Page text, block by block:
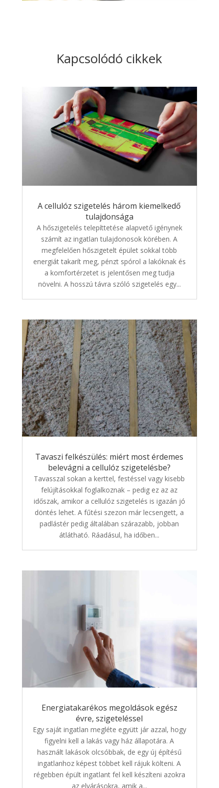
Kapcsolódó cikkek
A cellulóz szigetelés három kiemelkedő
tulajdonsága
A hőszigetelés telepíttetése alapvető igénynek
számít az ingatlan tulajdonosok körében. A
megfelelően hőszigetelt épület sokkal több
energiát takarít meg, pénzt spórol a lakóknak és
a komfortérzetet is jelentősen meg tudja
növelni. A hosszú távra szóló szigetelés egy...
Tavaszi felkészülés: miért most érdemes
belevágni a cellulóz szigetelésbe?
Tavasszal sokan a kerttel, festéssel vagy kisebb
felújításokkal foglalkoznak – pedig ez az az
időszak, amikor a cellulóz szigetelés is igazán jó
döntés lehet. A fűtési szezon már lecsengett, a
padlástér pedig általában szárazabb, jobban
átlátható. Ráadásul, ha időben...
Energiatakarékos megoldások egész
évre, szigeteléssel
Egy saját ingatlan megléte együtt jár azzal, hogy
figyelni kell a lakás vagy ház állapotára. A
használt lakások olcsóbbak, de egy új építésű
ingatlanhoz képest többet kell rájuk költeni. A
régebben épült ingatlant fel kell készíteni azokra
az elvárásokra, amik a...